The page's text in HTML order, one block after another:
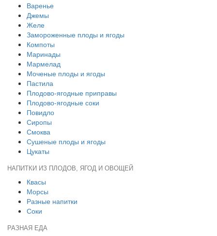
Варенье
Джемы
Желе
Замороженные плоды и ягоды
Компоты
Маринады
Мармелад
Моченые плоды и ягоды
Пастила
Плодово-ягодные приправы
Плодово-ягодные соки
Повидло
Сиропы
Смоква
Сушеные плоды и ягоды
Цукаты
НАПИТКИ ИЗ ПЛОДОВ, ЯГОД И ОВОЩЕЙ
Квасы
Морсы
Разные напитки
Соки
РАЗНАЯ ЕДА